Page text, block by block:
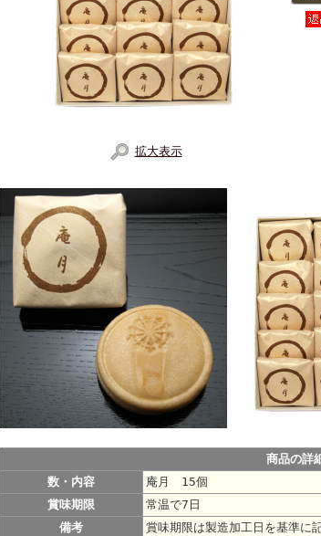
拡大表示
商品の詳
数・内容
庵月 15個
賞味期限
常温で7日
備考
賞味期限は製造加工日を基準に